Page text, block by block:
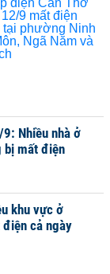
Nhiều nhà ở
bị mất điện
khu vực ở
điện cả ngày